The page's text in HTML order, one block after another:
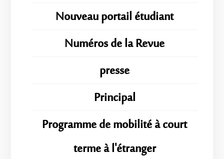
Nouveau portail étudiant
Numéros de la Revue
presse
Principal
Programme de mobilité à court
terme à l'étranger